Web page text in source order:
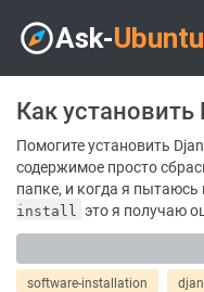
Как установить
Помогите установить
содержимое просто
папке, и когда я
install это я получаю
software-installation